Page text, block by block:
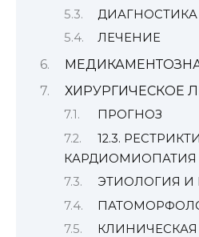
ДИАГНОСТИКА
ЛЕЧЕНИЕ
ХИРУРГИЧЕСКОЕ
ПРОГНОЗ
12.3.
КАРДИОМИОПАТИЯ
ЭТИОЛОГИЯ И